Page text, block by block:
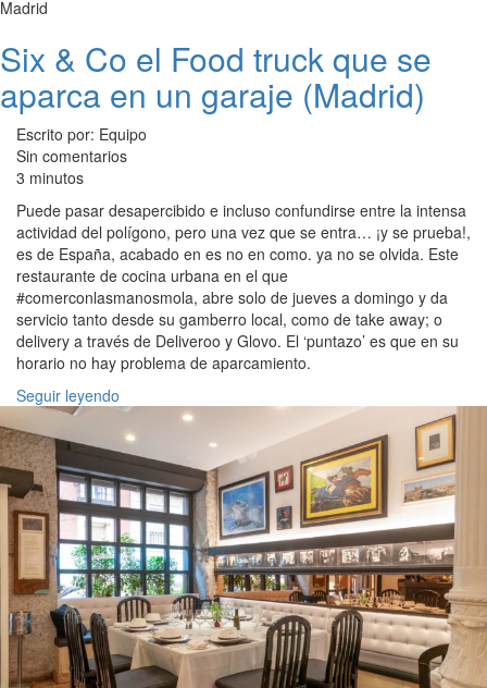
Madrid
Six & Co el Food truck que se
aparca en un garaje (Madrid)
Escrito por: Equipo
Sin comentarios
3 minutos
Puede pasar desapercibido e incluso confundirse entre la intensa
actividad del polígono, pero una vez que se entra… ¡y se prueba!,
es de España, acabado en es no en como. ya no se olvida. Este
restaurante de cocina urbana en el que
#comerconlasmanosmola, abre solo de jueves a domingo y da
servicio tanto desde su gamberro local, como de take away; o
delivery a través de Deliveroo y Glovo. El ‘puntazo’ es que en su
horario no hay problema de aparcamiento.
Seguir leyendo